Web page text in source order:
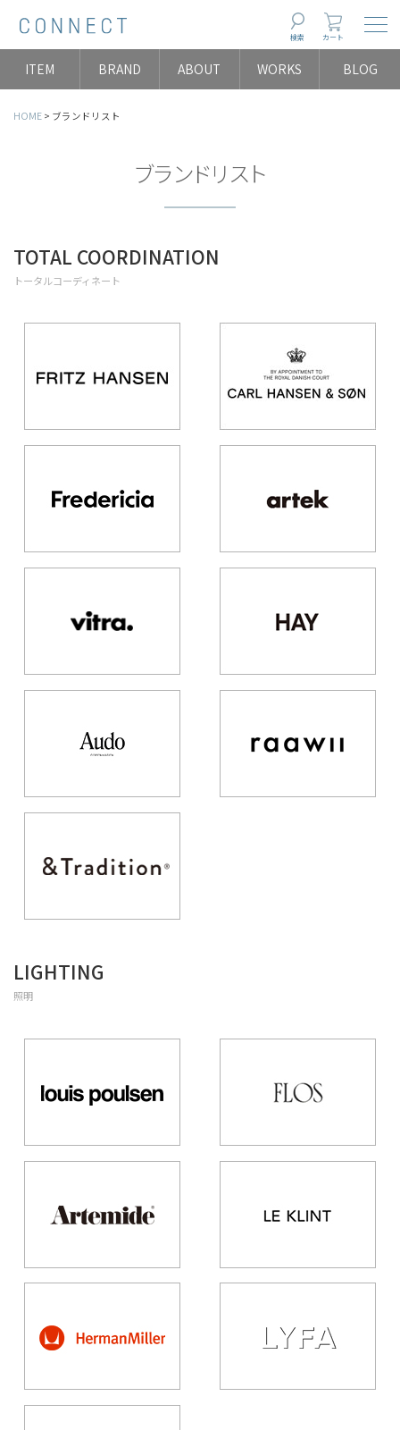
検索 カート
ITEM BRAND ABOUT WORKS BLOG
HOME ブランドリスト
ブランドリスト
TOTAL COORDINATION
トータルコーディネート
LIGHTING
照明